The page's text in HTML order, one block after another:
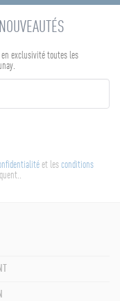
exclusivité toutes les
et les conditions